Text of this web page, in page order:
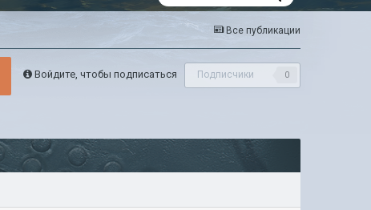
Все публикации
Войдите, чтобы подписаться Подписчики 0